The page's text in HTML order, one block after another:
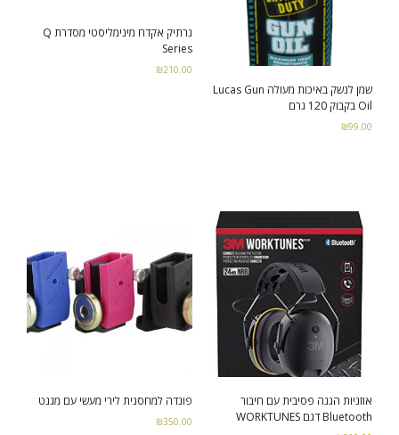
שמן לנשק באיכות מעולה Lucas Gun
Oil בקבוק 120 גרם
₪99.00
נרתיק אקדח מינימליסטי מסדרת Q
Series
₪210.00
אוזניות הגנה פסיבית עם חיבור
Bluetooth דגם WORKTUNES
פונדה למחסנית לירי מעשי עם מגנט
₪350.00